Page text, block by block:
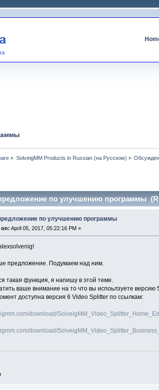
» SolveigMM Products in Russian (на Русском) »
по улучшению программы
по улучшению программы
on: April 05, 2017, 05:22:16 PM »
предложение. Подумаем над ним.
такая функция, я напишу в этой теме.
ваше внимание на то что вы испоьлзуете версию
доступна версия 6 Video Splitter по ссылкам:
download/
download/